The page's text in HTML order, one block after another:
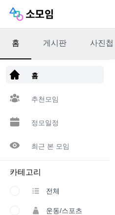
앱 다운로드
홈
추천모임
정모일정
최근 본 모임
카테고리
전체
운동/스포츠
홈 게시판 사진첩